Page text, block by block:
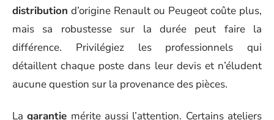
distribution d’origine Renault ou Peugeot coûte plus,
mais sa robustesse sur la durée peut faire la
différence. Privilégiez les professionnels qui
détaillent chaque poste dans leur devis et n’éludent
aucune question sur la provenance des pièces.
Lagarantie mérite aussi l’attention. Certains ateliers